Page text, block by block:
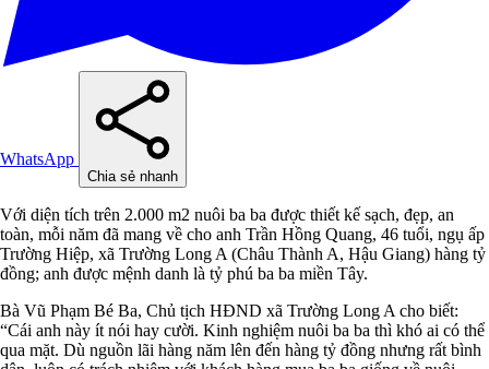
WhatsApp
Chia sẻ nhanh
Với diện tích trên 2.000 m2 nuôi ba ba được thiết kế sạch, đẹp, an
toàn, mỗi năm đã mang về cho anh Trần Hồng Quang, 46 tuổi, ngụ ấp
Trường Hiệp, xã Trường Long A (Châu Thành A, Hậu Giang) hàng tỷ
đồng; anh được mệnh danh là tỷ phú ba ba miền Tây.
Bà Vũ Phạm Bé Ba, Chủ tịch HĐND xã Trường Long A cho biết:
“Cái anh này ít nói hay cười. Kinh nghiệm nuôi ba ba thì khó ai có thể
qua mặt. Dù nguồn lãi hàng năm lên đến hàng tỷ đồng nhưng rất bình